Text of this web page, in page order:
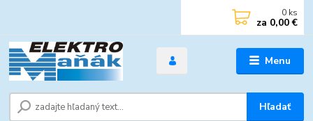
Menu
Hľadať
0 ks
za 0,00 €